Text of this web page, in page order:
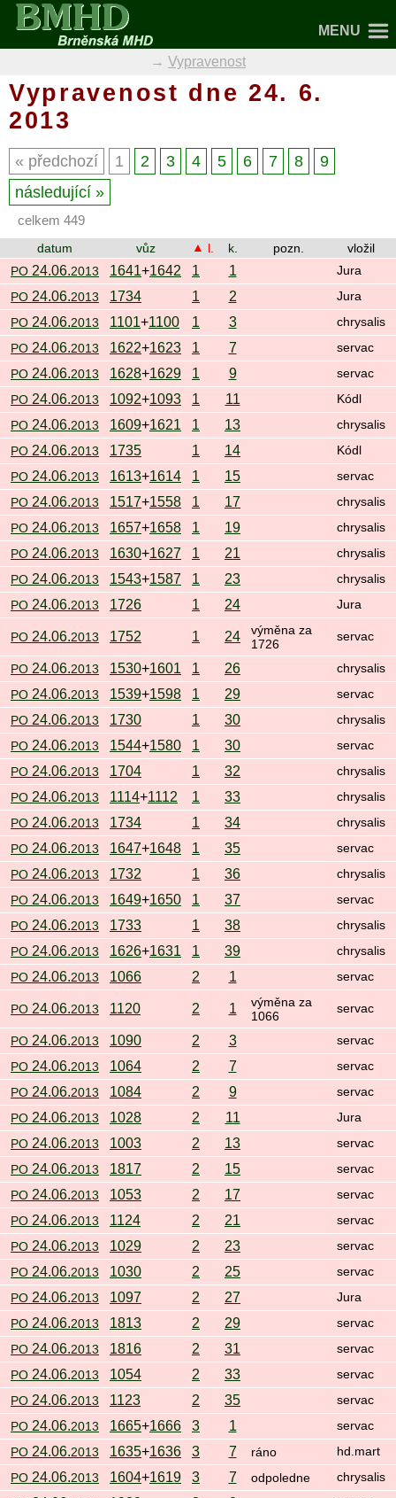
Vypravenost dne 24. 6.
2013
předchozí 1 2 3 4 5 6 7 8
9
následující
celkem 449
datum
vůz l. k. pozn.
vložil
PO 24.06.2013 1641+1642 1 1 Jura
PO 24.06.2013 1734 1 2 Jura
PO 24.06.2013 1101+1100 1 3 chrysalis
PO 24.06.2013 1622+1623 1 7 servac
PO 24.06.2013 1628+1629 1 9 servac
PO 24.06.2013 1092+1093 1 11 Kódl
PO 24.06.2013 1609+1621 1 13 chrysalis
PO 24.06.2013 1735 1 14 Kódl
PO 24.06.2013 1613+1614 1 15 servac
PO 24.06.2013 1517+1558 1 17 chrysalis
PO 24.06.2013 1657+1658 1 19 chrysalis
PO 24.06.2013 1630+1627 1 21 chrysalis
PO 24.06.2013 1543+1587 1 23 chrysalis
PO 24.06.2013 1726 1 24 Jura
PO 24.06.2013 1752 1 24
výměna za
1726
servac
PO 24.06.2013 1530+1601 1 26 chrysalis
PO 24.06.2013 1539+1598 1 29 servac
PO 24.06.2013 1730 1 30 chrysalis
PO 24.06.2013 1544+1580 1 30 servac
PO 24.06.2013 1704 1 32 chrysalis
PO 24.06.2013 1114+1112 1 33 chrysalis
PO 24.06.2013 1734 1 34 chrysalis
PO 24.06.2013 1647+1648 1 35 servac
PO 24.06.2013 1732 1 36 chrysalis
PO 24.06.2013 1649+1650 1 37 servac
PO 24.06.2013 1733 1 38 chrysalis
PO 24.06.2013 1626+1631 1 39 chrysalis
PO 24.06.2013 1066 2 1 servac
PO 24.06.2013 1120 2 1
výměna za
1066
servac
PO 24.06.2013 1090 2 3 servac
PO 24.06.2013 1064 2 7 servac
PO 24.06.2013 1084 2 9 servac
PO 24.06.2013 1028 2 11 Jura
PO 24.06.2013 1003 2 13 servac
PO 24.06.2013 1817 2 15 servac
PO 24.06.2013 1053 2 17 servac
PO 24.06.2013 1124 2 21 servac
PO 24.06.2013 1029 2 23 servac
PO 24.06.2013 1030 2 25 servac
PO 24.06.2013 1097 2 27 Jura
PO 24.06.2013 1813 2 29 servac
PO 24.06.2013 1816 2 31 servac
PO 24.06.2013 1054 2 33 servac
PO 24.06.2013 1123 2 35 servac
PO 24.06.2013 1665+1666 3 1 servac
PO 24.06.2013 1635+1636 3 7 ráno hd.mart
PO 24.06.2013 1604+1619 3 7 odpoledne chrysalis
MENU
Vypravenost